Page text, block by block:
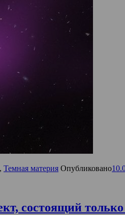
, Темная материя Опубликовано
состоящий